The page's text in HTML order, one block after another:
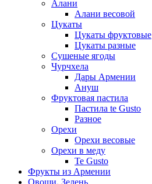
Алани
Алани весовой
Цукаты
Цукаты фруктовые
Цукаты разные
Сушеные ягоды
Чурчхела
Дары Армении
Ануш
Фруктовая пастила
Пастила te Gusto
Разное
Орехи
Орехи весовые
Орехи в меду
Te Gusto
Фрукты из Армении
Овощи. Зелень